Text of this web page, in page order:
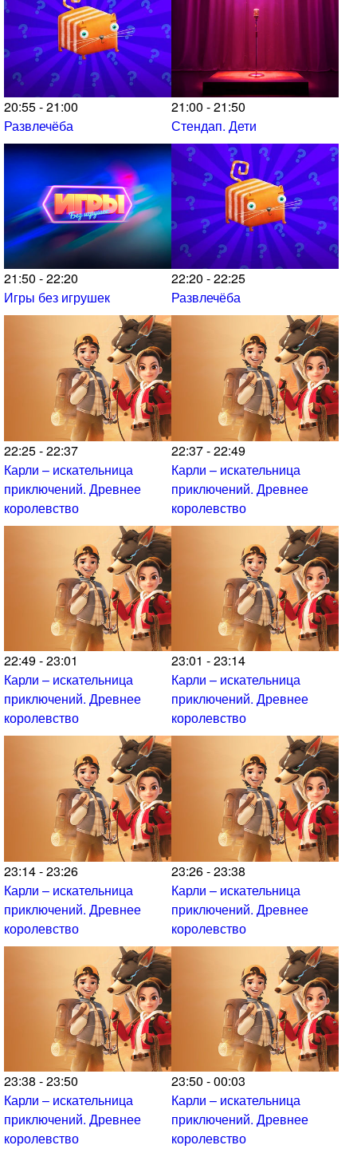
20:55 - 21:00
Развлечёба
21:00 - 21:50
Стендап. Дети
21:50 - 22:20
Игры без игрушек
22:20 - 22:25
Развлечёба
22:25 - 22:37
Карли – искательница
приключений. Древнее
королевство
22:37 - 22:49
Карли – искательница
приключений. Древнее
королевство
22:49 - 23:01
Карли – искательница
приключений. Древнее
королевство
23:01 - 23:14
Карли – искательница
приключений. Древнее
королевство
23:14 - 23:26
Карли – искательница
приключений. Древнее
королевство
23:26 - 23:38
Карли – искательница
приключений. Древнее
королевство
23:38 - 23:50
Карли – искательница
приключений. Древнее
королевство
23:50 - 00:03
Карли – искательница
приключений. Древнее
королевство